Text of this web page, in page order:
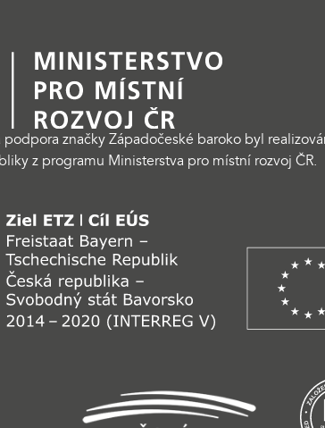
značky Západočeské baroko byl
z programu Ministerstva pro místní rozvoj ČR.